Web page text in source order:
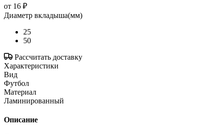
от 16 ₽
Диаметр вкладыша(мм)
25
50
Рассчитать доставку
Характеристики
Вид
Футбол
Материал
Ламинированный
Описание